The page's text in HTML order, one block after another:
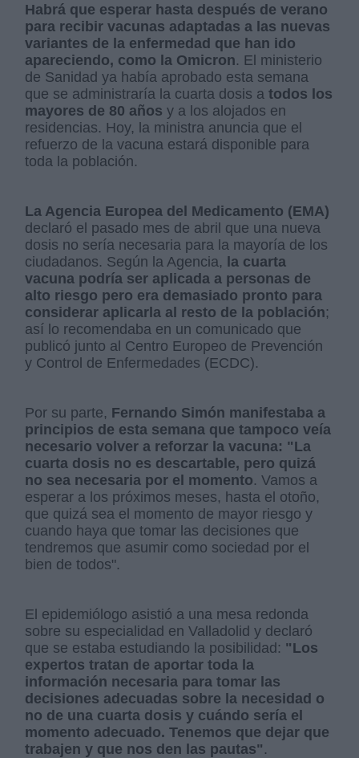
Habrá que esperar hasta después de verano
para recibir vacunas adaptadas a las nuevas
variantes de la enfermedad que han ido
apareciendo, como la Omicron. El ministerio
de Sanidad ya había aprobado esta semana
que se administraría la cuarta dosis a todos los
mayores de 80 años y a los alojados en
residencias. Hoy, la ministra anuncia que el
refuerzo de la vacuna estará disponible para
toda la población.
La Agencia Europea del Medicamento (EMA)
declaró el pasado mes de abril que una nueva
dosis no sería necesaria para la mayoría de los
ciudadanos. Según la Agencia, la cuarta
vacuna podría ser aplicada a personas de
alto riesgo pero era demasiado pronto para
considerar aplicarla al resto de la población;
así lo recomendaba en un comunicado que
publicó junto al Centro Europeo de Prevención
y Control de Enfermedades (ECDC).
Por su parte, Fernando Simón manifestaba a
principios de esta semana que tampoco veía
necesario volver a reforzar la vacuna: "La
cuarta dosis no es descartable, pero quizá
no sea necesaria por el momento. Vamos a
esperar a los próximos meses, hasta el otoño,
que quizá sea el momento de mayor riesgo y
cuando haya que tomar las decisiones que
tendremos que asumir como sociedad por el
bien de todos".
El epidemiólogo asistió a una mesa redonda
sobre su especialidad en Valladolid y declaró
que se estaba estudiando la posibilidad: "Los
expertos tratan de aportar toda la
información necesaria para tomar las
decisiones adecuadas sobre la necesidad o
no de una cuarta dosis y cuándo sería el
momento adecuado. Tenemos que dejar que
trabajen y que nos den las pautas" .